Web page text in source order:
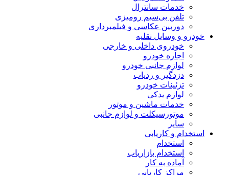
خدمات سانترال
تلفن بی‌سیم رومیزی
دوربین عکاسی و فیلمبرداری
خودرو و وسایل نقلیه
خودروی داخلی و خارجی
اجاره خودرو
لوازم جانبی خودرو
دزدگیر و ردیاب
تزئینات خودرو
لوازم یدکی
خدمات ماشین و موتور
موتورسیکلت و لوازم جانبی
سایر
استخدام و کاریابی
استخدام
استخدام بازاریاب
آماده به کار
مراکز کاریابی